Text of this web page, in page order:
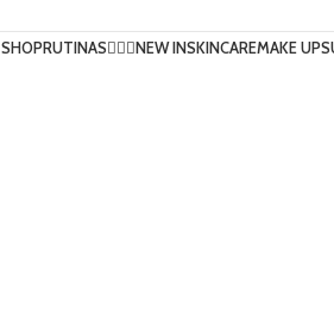
SHOPRUTINAS💆🏻‍♀️NEW INSKINCAREMAKE UP